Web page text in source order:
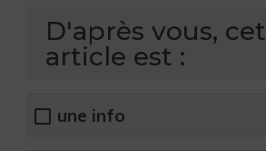
D'après vous, cet
article est :
une info